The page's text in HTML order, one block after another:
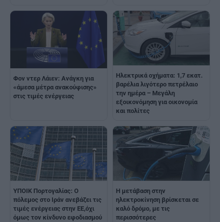
Φον ντερ Λάιεν: Ανάγκη για
«άμεσα μέτρα ανακούφισης»
στις τιμές ενέργειας
Ηλεκτρικά οχήματα: 1,7 εκατ.
βαρέλια λιγότερο πετρέλαιο
την ημέρα – Μεγάλη
εξοικονόμηση για οικονομία
και πολίτες
YΠΟΙΚ Πορτογαλίας: Ο
πόλεμος στο Ιράν ανεβάζει τις
τιμές ενέργειας στην ΕΕ,όχι
όμως τον κίνδυνο εφοδιασμού
H μετάβαση στην
ηλεκτροκίνηση βρίσκεται σε
καλό δρόμο, με τις
περισσότερες